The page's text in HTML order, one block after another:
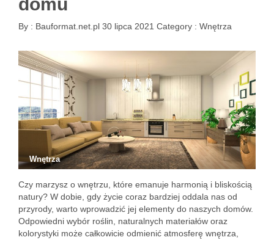
By : Bauformat.net.pl 30 lipca 2021 Category : Wnętrza
Wnętrza
Czy marzysz o wnętrzu, które emanuje harmonią i bliskością
natury? W dobie, gdy życie coraz bardziej oddala nas od
przyrody, warto wprowadzić jej elementy do naszych domów.
Odpowiedni wybór roślin, naturalnych materiałów oraz
kolorystyki może całkowicie odmienić atmosferę wnętrza,